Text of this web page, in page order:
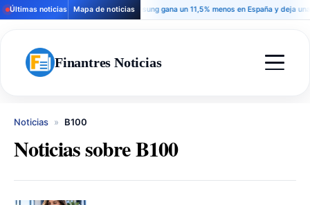
Últimas noticias Mapa de noticiasSamsung gana un 11,5% menos en España y deja una
Finantres Noticias
Noticias » B100
Noticias sobre B100